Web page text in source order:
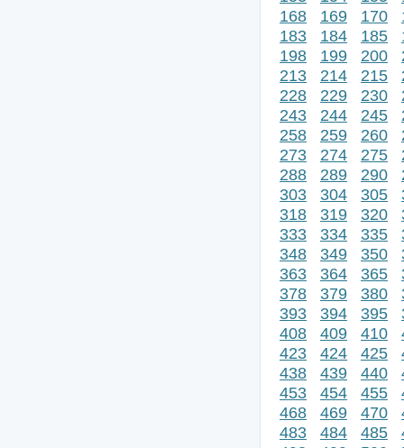
168
169 170
183
184 185
198
199 200
213
214 215
228
229 230
243
244 245
258
259 260
273
274 275
288
289 290
303
304 305
318
319 320
333
334 335
348
349 350
363
364 365
378
379 380
393
394 395
408
409 410
423
424 425
438
439 440
453
454 455
468
469 470
483
484 485